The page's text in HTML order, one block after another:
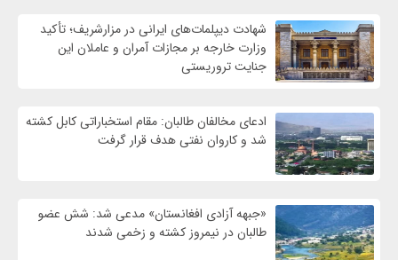
شهادت‌ دیپلمات‌های ایرانی در مزارشریف؛ تأکید
وزارت خارجه بر مجازات آمران و عاملان این
جنایت تروریستی
ادعای مخالفان طالبان: مقام استخباراتی کابل کشته
شد و کاروان نفتی هدف قرار گرفت
«جبهه آزادی افغانستان» مدعی شد: شش عضو
طالبان در نیمروز کشته و زخمی شدند